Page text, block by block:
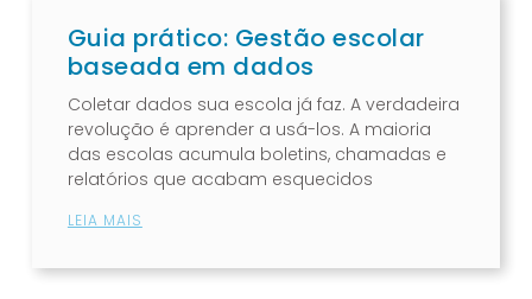
Guia prático: Gestão escolar
baseada em dados
Coletar dados sua escola já faz. A verdadeira
revolução é aprender a usá-los. A maioria
das escolas acumula boletins, chamadas e
relatórios que acabam esquecidos
LEIA MAIS